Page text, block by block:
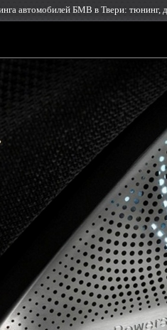
автомобилей БМВ в Твери: тюнинг,